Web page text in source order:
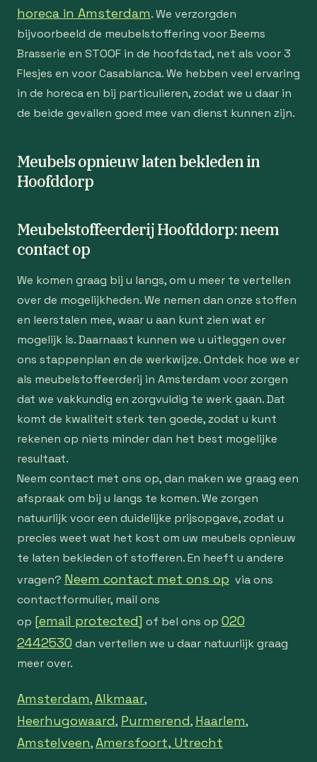
horeca in Amsterdam. We verzorgden
bijvoorbeeld de meubelstoffering voor Beems
Brasserie en STOOF in de hoofdstad, net als voor 3
Flesjes en voor Casablanca. We hebben veel ervaring
in de horeca en bij particulieren, zodat we u daar in
de beide gevallen goed mee van dienst kunnen zijn.
Meubels opnieuw laten bekleden in
Hoofddorp
Meubelstoffeerderij Hoofddorp: neem
contact op
We komen graag bij u langs, om u meer te vertellen
over de mogelijkheden. We nemen dan onze stoffen
en leerstalen mee, waar u aan kunt zien wat er
mogelijk is. Daarnaast kunnen we u uitleggen over
ons stappenplan en de werkwijze. Ontdek hoe we er
als meubelstoffeerderij in Amsterdam voor zorgen
dat we vakkundig en zorgvuldig te werk gaan. Dat
komt de kwaliteit sterk ten goede, zodat u kunt
rekenen op niets minder dan het best mogelijke
resultaat.
Neem contact met ons op, dan maken we graag een
afspraak om bij u langs te komen. We zorgen
natuurlijk voor een duidelijke prijsopgave, zodat u
precies weet wat het kost om uw meubels opnieuw
te laten bekleden of stofferen. En heeft u andere
vragen? Neem contact met ons op via ons
contactformulier, mail ons
op [email protected] of bel ons op 020
2442530 dan vertellen we u daar natuurlijk graag
meer over.
Amsterdam,Alkmaar,
Heerhugowaard, Purmerend, Haarlem,
Amstelveen,Amersfoort, Utrecht